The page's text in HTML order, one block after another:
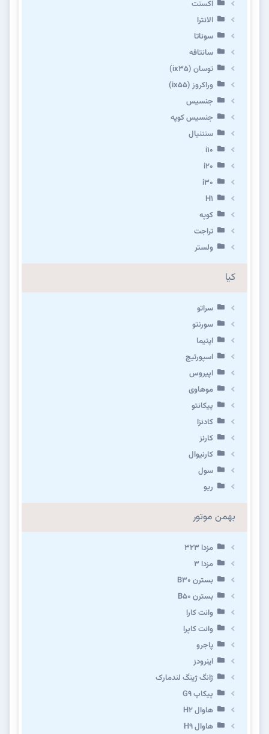
اکسنت
الانترا
سوناتا
سانتافه
توسان (ix35)
وراکروز (ix55)
جنسیس
جنسیس کوپه
سنتنیال
i10
i20
i30
H1
کوپه
تراجت
ولستر
کیا
سراتو
سورنتو
اپتیما
اسپورتیج
اپیروس
موهاوی
پیکانتو
کادنزا
کارنز
کارنیوال
سول
ریو
بهمن موتور
مزدا ۳۲۳
مزدا ۳
بسترن B۳۰
بسترن B۵۰
وانت کارا
وانت کاپرا
پاجرو
اینرودز
ژانگ ژینگ لندمارک
پیکاپ G۹
هاوال H۲
هاوال H۹